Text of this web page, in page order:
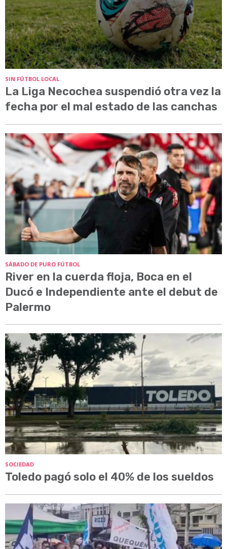
SIN FÚTBOL LOCAL
La Liga Necochea suspendió otra vez la
fecha por el mal estado de las canchas
SÁBADO DE PURO FÚTBOL
River en la cuerda floja, Boca en el
Ducó e Independiente ante el debut de
Palermo
SOCIEDAD
Toledo pagó solo el 40% de los sueldos